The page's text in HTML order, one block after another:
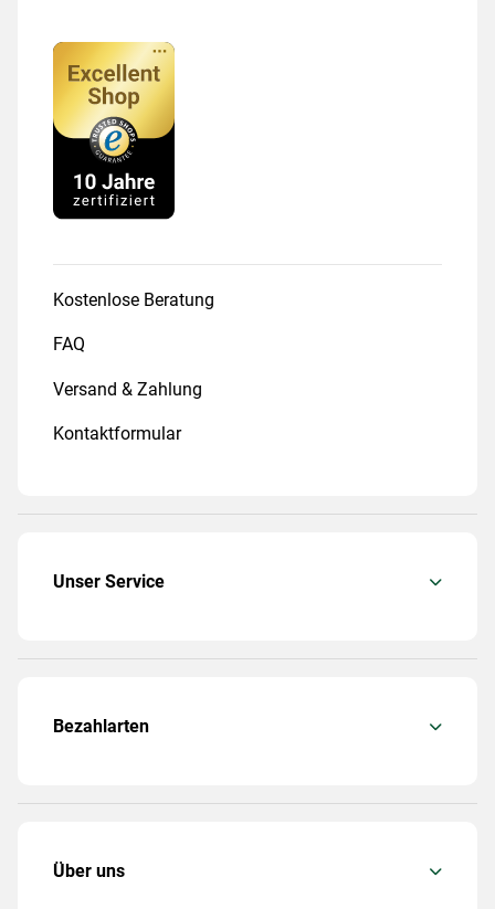
Kostenlose Beratung
FAQ
Versand & Zahlung
Kontaktformular
Unser Service
Bezahlarten
Über uns